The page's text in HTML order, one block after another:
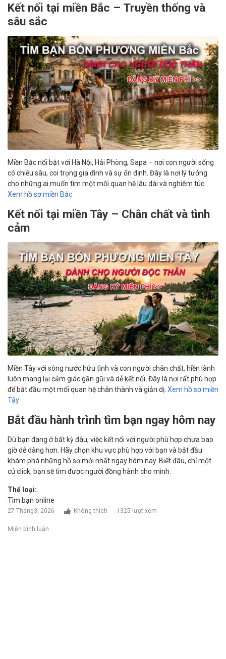
Kết nối tại miền Bắc – Truyền thống và
sâu sắc
Miền Bắc nổi bật với Hà Nội, Hải Phòng, Sapa – nơi con người sống
có chiều sâu, coi trọng gia đình và sự ổn định. Đây là nơi lý tưởng
cho những ai muốn tìm một mối quan hệ lâu dài và nghiêm túc.
Xem hồ sơ miền Bắc
Kết nối tại miền Tây – Chân chất và tình
cảm
Miền Tây với sông nước hữu tình và con người chân chất, hiền lành
luôn mang lại cảm giác gần gũi và dễ kết nối. Đây là nơi rất phù hợp
để bắt đầu một mối quan hệ chân thành và giản dị. Xem hồ sơ miền
Tây
Bắt đầu hành trình tìm bạn ngay hôm nay
Dù bạn đang ở bất kỳ đâu, việc kết nối với người phù hợp chưa bao
giờ dễ dàng hơn. Hãy chọn khu vực phù hợp với bạn và bắt đầu
khám phá những hồ sơ mới nhất ngay hôm nay. Biết đâu, chỉ một
cú click, bạn sẽ tìm được người đồng hành cho mình.
Thể loại:
Tìm bạn online
27 Tháng3, 2026 Không thích 1325 lượt xem
Miễn bình luận